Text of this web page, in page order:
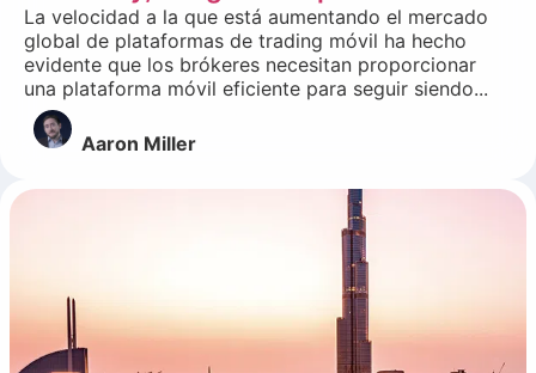
La velocidad a la que está aumentando el mercado
global de plataformas de trading móvil ha hecho
evidente que los brókeres necesitan proporcionar
una plataforma móvil eficiente para seguir siendo...
Aaron Miller